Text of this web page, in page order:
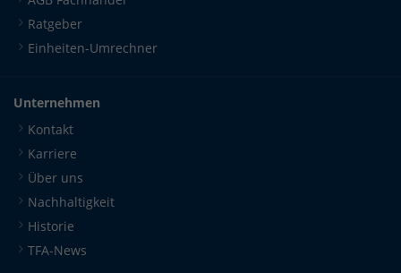
Ratgeber
Einheiten-Umrechner
Unternehmen
Kontakt
Karriere
Über uns
Nachhaltigkeit
Historie
TFA-News